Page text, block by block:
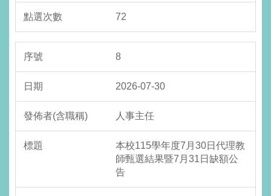
72
8
2026-07-30
人事主任
本校115學年度7月30日代理教
師甄選結果暨7月31日缺額公
告